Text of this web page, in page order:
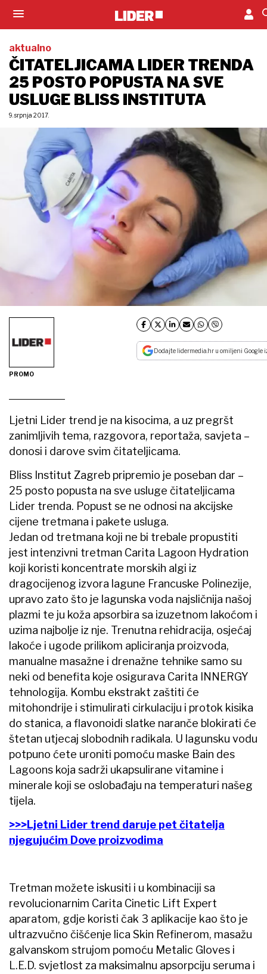
aktualno
ČITATELJICAMA LIDER TRENDA
25 POSTO POPUSTA NA SVE
USLUGE BLISS INSTITUTA
9. srpnja 2017.
PROMO
Dodajte lidermedia.hr u omiljeni Google
Ljetni Lider trend je na kisocima, a uz pregršt
zanimljivih tema, razgovora, reportaža, savjeta –
donosi i darove svim čitateljicama.
Bliss Institut Zagreb pripremio je poseban dar –
25 posto popusta na sve usluge čitateljicama
Lider trenda. Popust se ne odnosi na akcijske
cijene tretmana i pakete usluga.
Jedan od tretmana koji ne bi trebale propustiti
jest intenzivni tretman Carita Lagoon Hydration
koji koristi koncentrate morskih algi iz
dragocijenog izvora lagune Francuske Polinezije,
upravo zato što je lagunska voda najsličnija našoj
plazmi te ju koža apsorbira sa izuzetnom lakoćom i
uzima najbolje iz nje. Trenutna rehidracija, osjećaj
lakoće i ugode prilikom apliciranja proizvoda,
manualne masažne i drenažne tehnike samo su
neki od benefita koje osigurava Carita INNERGY
tehnologija. Kombu ekstrakt zaštiti će
mitohondrije i stimulirati cirkulaciju i protok kisika
do stanica, a flavonoidi slatke naranče blokirati će
štetan utjecaj slobodnih radikala. U lagunsku vodu
potpuno ćete uroniti pomoću maske Bain des
Lagoons koja sadrži ukapsulirane vitamine i
minerale koji se oslobađaju na temperaturi našeg
tijela.
>>>Ljetni Lider trend daruje pet čitatelja
njegujućim Dove proizvodima
Tretman možete iskusiti i u kombinaciji sa
revolucionarnim Carita Cinetic Lift Expert
aparatom, gdje koristi čak 3 aplikacije kao što je
ultrazvučno čišćenje lica Skin Refinerom, masažu
galvanskom strujom pomoću Metalic Gloves i
L.E.D. svjetlost za maksimalnu apsorpciju seruma i